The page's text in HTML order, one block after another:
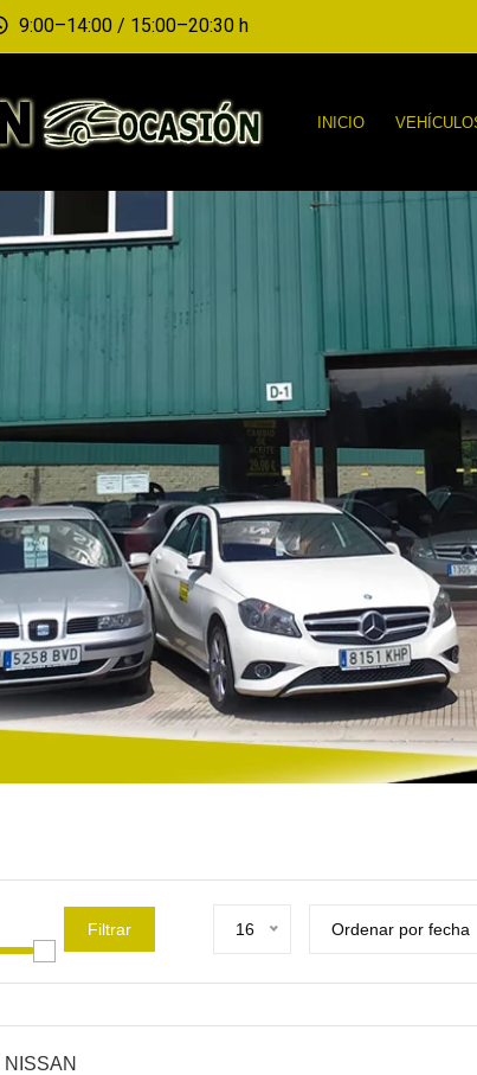
9:00–14:00 / 15:00–20:30 h
INICIO
Filtrar 16 Ordenar por fecha
NISSAN